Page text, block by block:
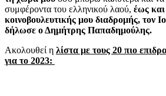
συμφέροντα του ελληνικού λαού, έως
κοινοβουλευτικής μου διαδρομής, τον
δήλωσε ο Δημήτρης Παπαδημούλης.
Ακολουθεί η λίστα με τους 20 πιο
για το 2023: